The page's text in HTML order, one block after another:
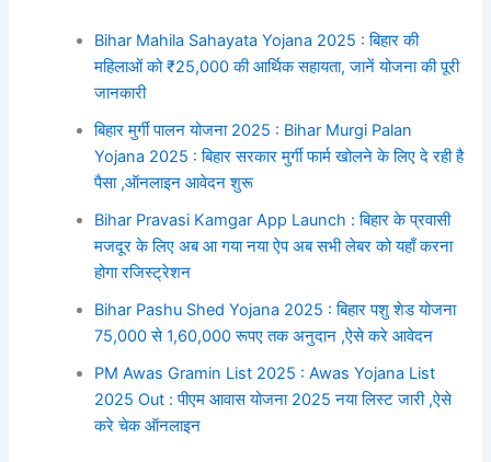
Bihar Mahila Sahayata Yojana 2025 : बिहार की
महिलाओं को ₹25,000 की आर्थिक सहायता, जानें योजना की पूरी
जानकारी
बिहार मुर्गी पालन योजना 2025 : Bihar Murgi Palan
Yojana 2025 : बिहार सरकार मुर्गी फार्म खोलने के लिए दे रही है
पैसा ,ऑनलाइन आवेदन शुरू
Bihar Pravasi Kamgar App Launch : बिहार के प्रवासी
मजदूर के लिए अब आ गया नया ऐप अब सभी लेबर को यहाँ करना
होगा रजिस्ट्रेशन
Bihar Pashu Shed Yojana 2025 : बिहार पशु शेड योजना
75,000 से 1,60,000 रूपए तक अनुदान ,ऐसे करे आवेदन
PM Awas Gramin List 2025 : Awas Yojana List
2025 Out : पीएम आवास योजना 2025 नया लिस्ट जारी ,ऐसे
करे चेक ऑनलाइन